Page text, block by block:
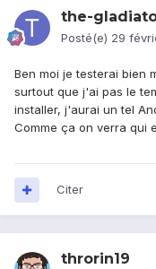
the-
Posté(e) 29
Ben moi je testerai bien
surtout que j'ai pas le
installer, j'aurai un tel
Comme ça on verra qui
Citer
throrin19